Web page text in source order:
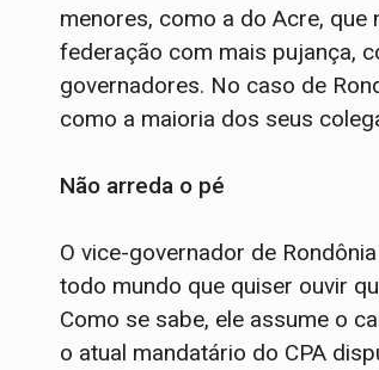
menores, como a do Acre, que
federação com mais pujança,
governadores. No caso de
como a maioria dos seus
Não arreda o pé
O vice-governador de
todo mundo que quiser ouvir
Como se sabe, ele assume o
o atual mandatário do CPA